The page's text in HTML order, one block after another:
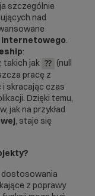
szczególnie
nad
internetowego.
:
takich jak ?? (null
pracę z
i skracając czas
Dzięki temu,
jak na przykład
, staje się
dostosowania
z poprawy